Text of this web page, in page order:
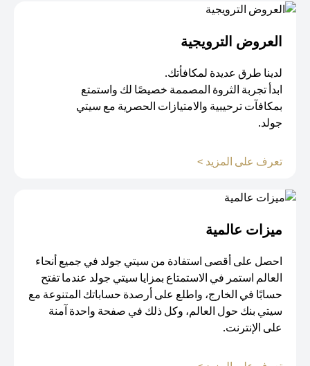
العروض الترويجية
لدينا طرق عديدة لمكافأتك.
ابدأ تجربة الثروة المصممة خصيصًا لك واستمتع
بمكافآت ترحيبية والامتيازات الحصرية مع سيتي
جولد.
تعرف على المزيد >
ميزات عالمية
احصل على أقصى استفادة من سيتي جولد في جميع أنحاء
العالم استمر في الاستمتاع بمزايا سيتي جولد عندما تفتح
حسابًا في الخارج، واطلع على أرصدة حساباتك المتنوعة مع
سيتي بنك حول العالم، وكل ذلك في صفحة واحدة آمنة
على الإنترنت.